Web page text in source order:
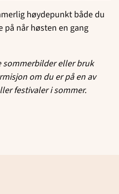
høydepunkt både du
på når høsten en gang
sommerbilder eller bruk
om du er på en av
festivaler i sommer.